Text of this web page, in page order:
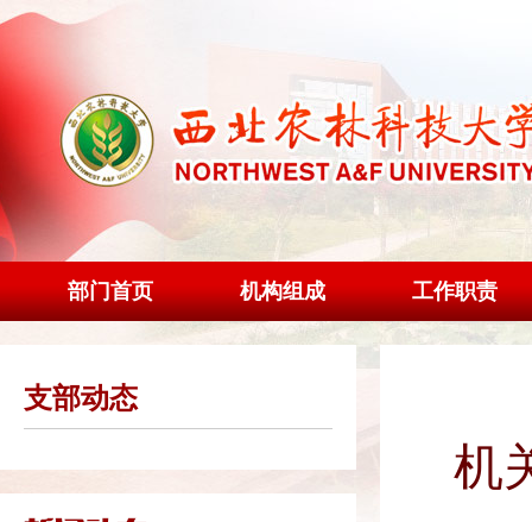
部门首页 机构组成 工作职责
支部动态
机